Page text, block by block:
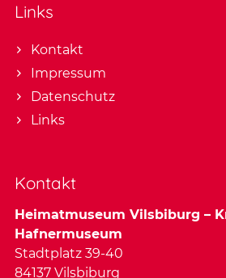
Links
Kontakt
Impressum
Datenschutz
Links
Kontakt
Heimatmuseum Vilsbiburg –
Hafnermuseum
Stadtplatz 39-40
84137 Vilsbiburg